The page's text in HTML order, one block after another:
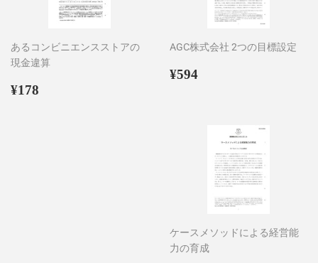
あるコンビニエンスストアの
現金違算
通
¥178
AGC株式会社 2つの目標設定
通
¥594
ケースメソッドによる経営能
力の育成